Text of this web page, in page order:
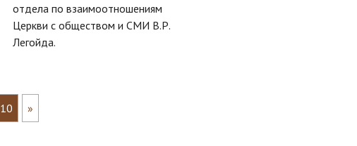
отдела по взаимоотношениям
Церкви с обществом и СМИ В.Р.
Легойда.
10 »